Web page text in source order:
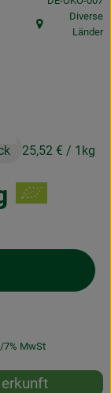
25,52 € / 1kg
, Herkunft:
Diverse
Länder
7% MwSt